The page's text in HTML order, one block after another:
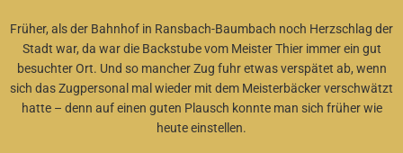
Früher, als der Bahnhof in Ransbach-Baumbach noch Herzschlag der
Stadt war, da war die Backstube vom Meister Thier immer ein gut
besuchter Ort. Und so mancher Zug fuhr etwas verspätet ab, wenn
sich das Zugpersonal mal wieder mit dem Meisterbäcker verschwätzt
hatte – denn auf einen guten Plausch konnte man sich früher wie
heute einstellen.